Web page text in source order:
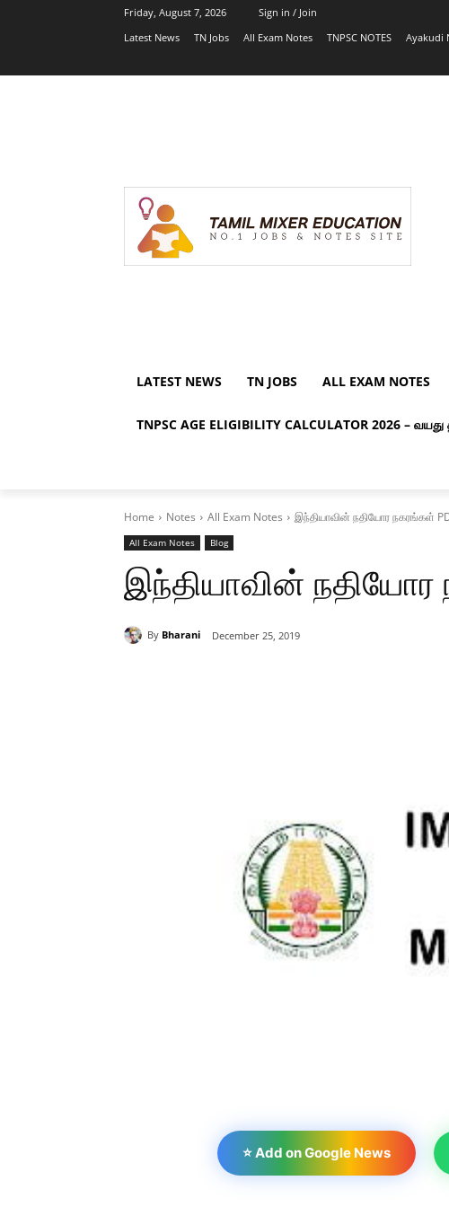
Friday, August 7, 2026
Sign in / Join
Latest News
TN Jobs All Exam Notes TNPSC NOTES Ayakudi
LATEST NEWS TN JOBS ALL EXAM NOTES
TNPSC AGE ELIGIBILITY CALCULATOR 2026 – வயது
Home Notes All Exam Notes இந்தியாவின் நதியோர நகரங்கள்
All Exam Notes Blog
இந்தியாவின் நதியோர
By Bharani December 25, 2019
⭐ Add on Google News